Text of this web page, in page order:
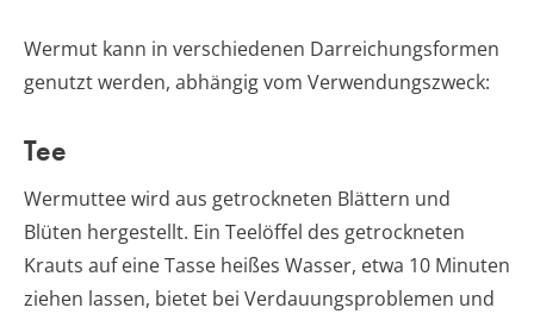
Wermut kann in verschiedenen Darreichungsformen
genutzt werden, abhängig vom Verwendungszweck:
Tee
Wermuttee wird aus getrockneten Blättern und
Blüten hergestellt. Ein Teelöffel des getrockneten
Krauts auf eine Tasse heißes Wasser, etwa 10 Minuten
ziehen lassen, bietet bei Verdauungsproblemen und